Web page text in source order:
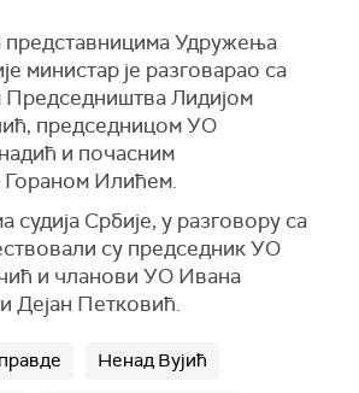
представницима Удружења
министар је разговарао са
Лидијом
председницом УО
и почасним
Илићем.
Србије, у разговору са
су председник УО
и чланови УО Ивана
Дејан Петковић.
Ненад Вујић